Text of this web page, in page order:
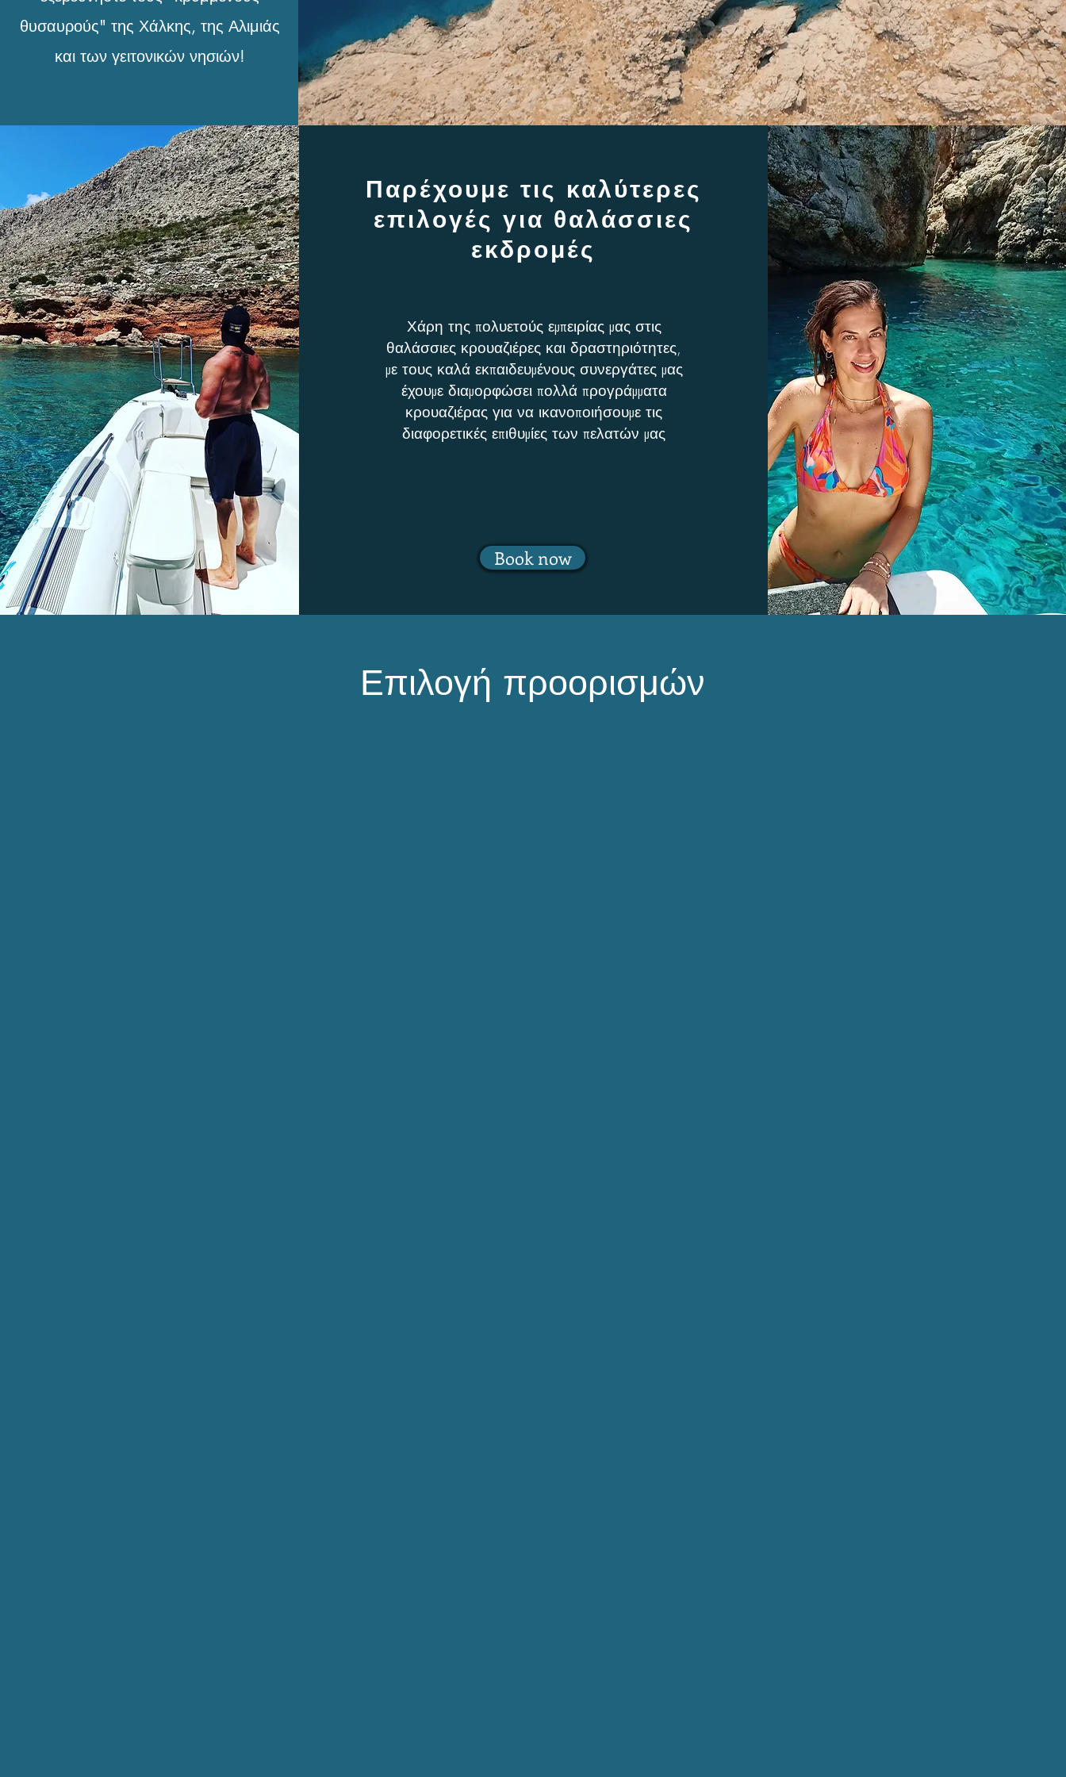
θυσαυρούς" της Χάλκης, της Αλιμιάς
και των γειτονικών νησιών!
Παρέχουμε τις καλύτερες
επιλογές για θαλάσσιες
εκδρομές
Χάρη της πολυετούς εμπειρίας μας στις
θαλάσσιες κρουαζιέρες και δραστηριότητες,
με τους καλά εκπαιδευμένους συνεργάτες μας
έχουμε διαμορφώσει πολλά προγράμματα
κρουαζιέρας για να ικανοποιήσουμε τις
διαφορετικές επιθυμίες των πελατών μας
Book now
Επιλογή προορισμών